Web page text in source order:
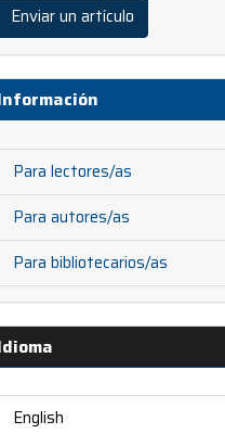
Enviar un artículo
Para lectores/as
Para autores/as
Para bibliotecarios/as
English